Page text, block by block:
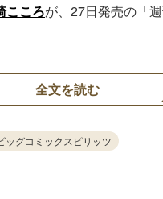
こころが、27日発売の「
全文を読む
ッグコミックスピリッツ